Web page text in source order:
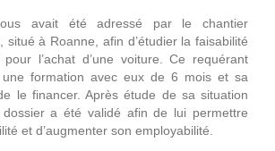
avait été adressé par le chantier
situé à Roanne, afin d’étudier la faisabilité
pour l’achat d’une voiture. Ce requérant
formation avec eux de 6 mois et sa
le financer. Après étude de sa situation
dossier a été validé afin de lui permettre
et d’augmenter son employabilité.